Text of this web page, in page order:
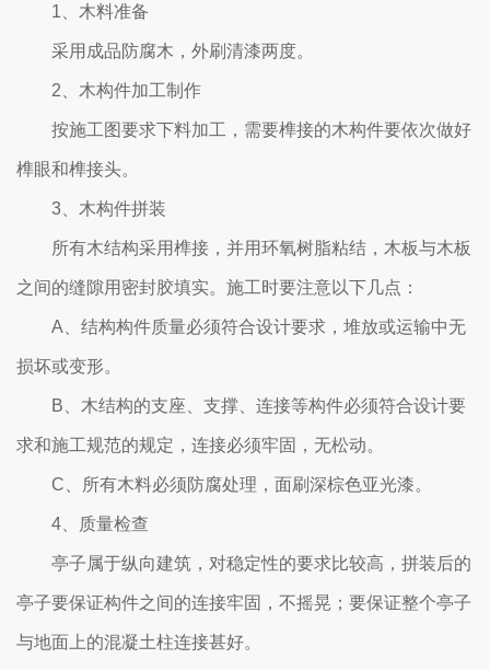
1、木料准备
采用成品防腐木，外刷清漆两度。
2、木构件加工制作
按施工图要求下料加工，需要榫接的木构件要依次做好
榫眼和榫接头。
3、木构件拼装
所有木结构采用榫接，并用环氧树脂粘结，木板与木板
之间的缝隙用密封胶填实。施工时要注意以下几点：
A、结构构件质量必须符合设计要求，堆放或运输中无
损坏或变形。
B、木结构的支座、支撑、连接等构件必须符合设计要
求和施工规范的规定，连接必须牢固，无松动。
C、所有木料必须防腐处理，面刷深棕色亚光漆。
4、质量检查
亭子属于纵向建筑，对稳定性的要求比较高，拼装后的
亭子要保证构件之间的连接牢固，不摇晃；要保证整个亭子
与地面上的混凝土柱连接甚好。